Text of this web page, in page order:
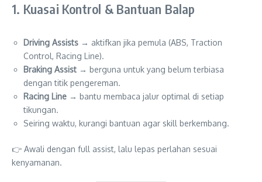
1. Kuasai Kontrol & Bantuan Balap
Driving Assists → aktifkan jika pemula (ABS, Traction
Control, Racing Line).
Braking Assist → berguna untuk yang belum terbiasa
dengan titik pengereman.
Racing Line → bantu membaca jalur optimal di setiap
tikungan.
Seiring waktu, kurangi bantuan agar skill berkembang.
👉 Awali dengan full assist, lalu lepas perlahan sesuai
kenyamanan.